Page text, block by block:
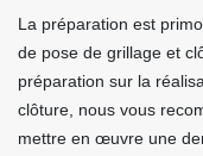
La préparation est
de pose de grillage et
préparation sur la
clôture, nous vous
mettre en œuvre une